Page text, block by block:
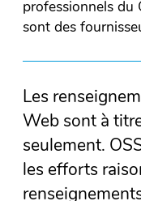
professionnels du
sont des
Les
Web sont à
seulement.
les efforts